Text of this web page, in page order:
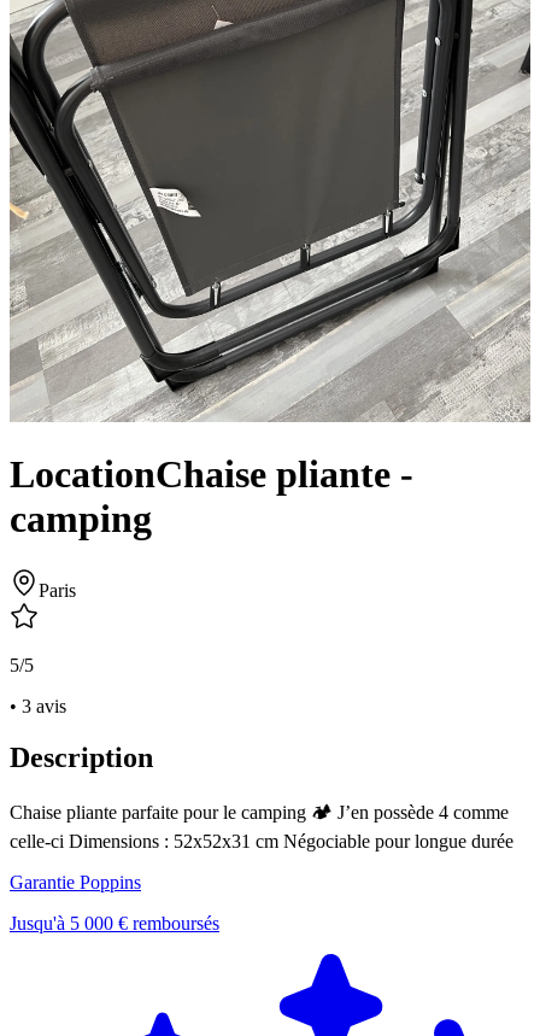
LocationChaise pliante -
camping
Paris
5/5
• 3 avis
Description
Chaise pliante parfaite pour le camping 🏕️ J’en possède 4 comme
celle-ci Dimensions : 52x52x31 cm Négociable pour longue durée
Garantie Poppins
Jusqu'à 5 000 € remboursés